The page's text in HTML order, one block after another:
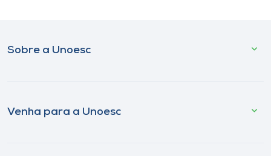
Sobre a Unoesc
Venha para a Unoesc